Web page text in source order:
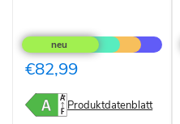
Basis
Kleinspeicher
HUZ
5l,
weiß
€82,99
Produktdatenblatt